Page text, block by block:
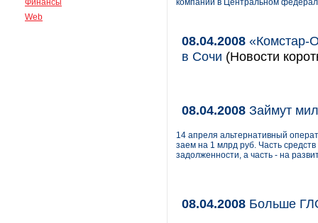
Финансы
Web
компании в Центральном
08.04.2008 «Комстар-
в Сочи (Новости
08.04.2008 Займут
14 апреля альтернативный
заем на 1 млрд руб. Часть
задолженности, а часть - на
08.04.2008 Больше